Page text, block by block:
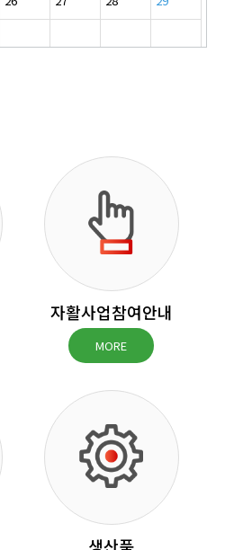
자활사업참여안내
MORE